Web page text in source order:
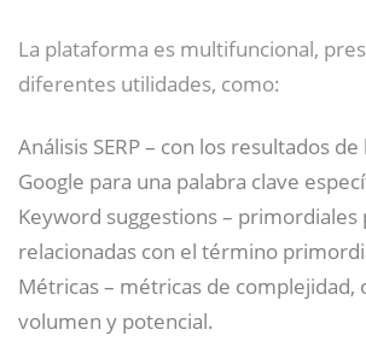
La plataforma es multifuncional,
diferentes utilidades, como:
Análisis SERP – con los resultados
Google para una palabra clave
Keyword suggestions – primordiales
relacionadas con el término
Métricas – métricas de complejidad,
volumen y potencial.